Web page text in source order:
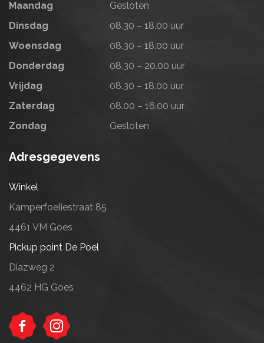
Maandag
Gesloten
Dinsdag
08.30 – 18.00 uur
Woensdag
08.30 – 18.00 uur
Donderdag
08.30 – 20.00 uur
Vrijdag
08.30 – 18.00 uur
Zaterdag
08.00 – 16.00 uur
Zondag
Gesloten
Adresgegevens
Winkel
Kamperfoeliestraat 85
4461 VM Goes
Pickup point De Poel
Diazweg 2
4462 HG Goes